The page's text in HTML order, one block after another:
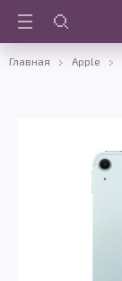
Главная Apple